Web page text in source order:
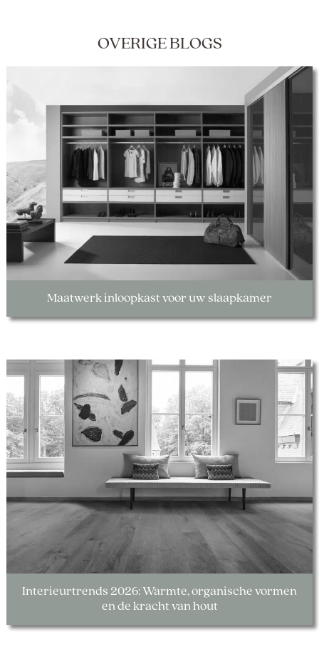
OVERIGE BLOGS
Maatwerk inloopkast voor uw slaapkamer
Interieurtrends 2026: Warmte, organische vormen
en de kracht van hout